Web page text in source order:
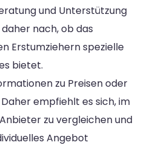
und Unterstützung
nach, ob das
Erstumziehern spezielle
bietet.
zu Preisen oder
empfiehlt es sich, im
zu vergleichen und
Angebot